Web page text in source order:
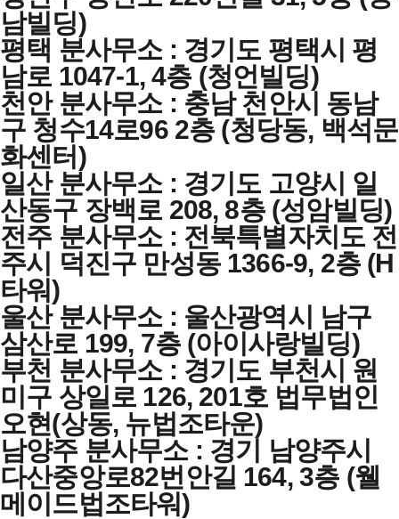
남빌딩)
평택 분사무소 : 경기도 평택시 평
남로 1047-1, 4층 (청언빌딩)
천안 분사무소 : 충남 천안시 동남
구 청수14로96 2층 (청당동, 백석문
화센터)
일산 분사무소 : 경기도 고양시 일
산동구 장백로 208, 8층 (성암빌딩)
전주 분사무소 : 전북특별자치도 전
주시 덕진구 만성동 1366-9, 2층 (H
타워)
울산 분사무소 : 울산광역시 남구
삼산로 199, 7층 (아이사랑빌딩)
부천 분사무소 : 경기도 부천시 원
미구 상일로 126, 201호 법무법인
오현(상동, 뉴법조타운)
남양주 분사무소 : 경기 남양주시
다산중앙로82번안길 164, 3층 (웰
메이드법조타워)